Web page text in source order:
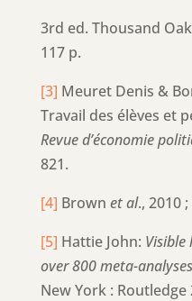
3rd ed. Thousand
117 p.
[3] Meuret Denis &
Travail des élèves et
Revue d’économie
821.
[4] Brown et al., 2010
[5] Hattie John: Visible
over 800 meta-
New York : Routledge